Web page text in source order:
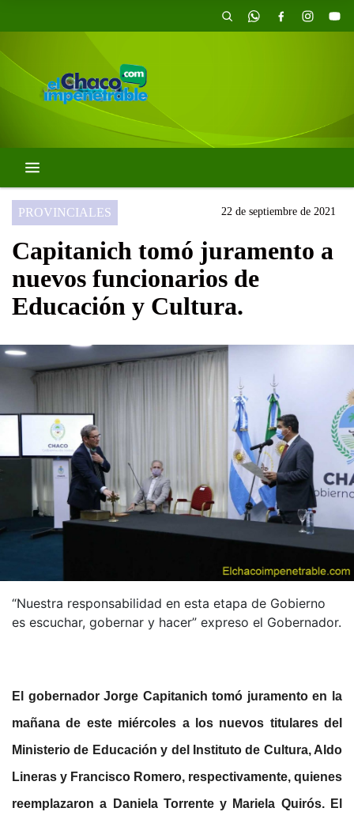
PROVINCIALES 22 de septiembre de 2021
Capitanich tomó juramento a
nuevos funcionarios de
Educación y Cultura.
“Nuestra responsabilidad en esta etapa de Gobierno
es escuchar, gobernar y hacer” expreso el Gobernador.
El gobernador Jorge Capitanich tomó juramento en la
mañana de este miércoles a los nuevos titulares del
Ministerio de Educación y del Instituto de Cultura, Aldo
Lineras y Francisco Romero, respectivamente, quienes
reemplazaron a Daniela Torrente y Mariela Quirós. El